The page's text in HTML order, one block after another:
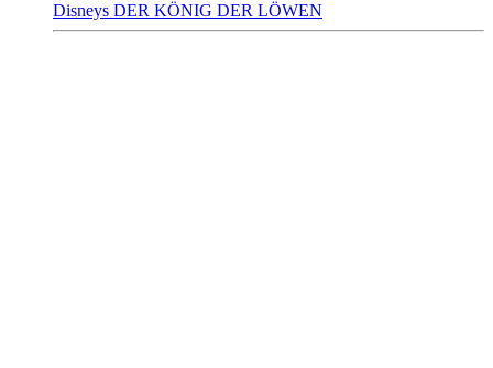
Disneys DER KÖNIG DER LÖWEN